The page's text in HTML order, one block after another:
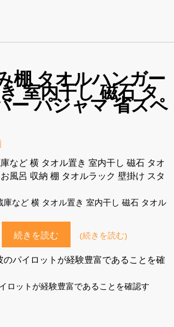
棚 タオルハンガー
室内干し 磁石 タ
ー パジャマ 省スペ
など 横 タオル置き 室内干し 磁石 タオ
風呂 収納 棚 タオルラック 壁掛け スタ
など 横 タオル置き 室内干し 磁石 タオル
続きを読む (続きを読む)
パイロットが経験豊富であることを確
ロットが経験豊富であることを確認す